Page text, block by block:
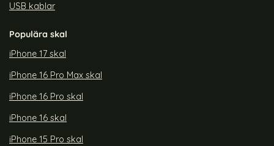
USB kablar
Populära skal
iPhone 17 skal
iPhone 16 Pro Max skal
iPhone 16 Pro skal
iPhone 16 skal
iPhone 15 Pro skal